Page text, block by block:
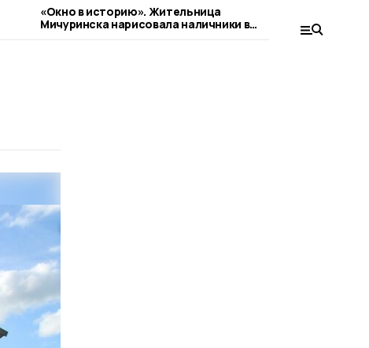
«Окно в историю». Жительница
Мичуринска нарисовала наличники в
стиле гжель
округе